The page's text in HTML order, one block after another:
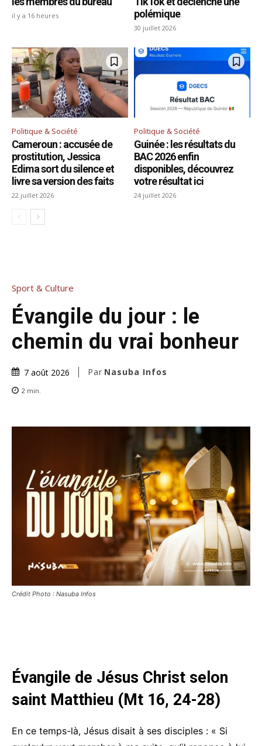
il y a 16 heures
polémique
30 juillet 2026
Politique & Société
Cameroun : accusée de
prostitution, Jessica
Edima sort du silence et
livre sa version des faits
22 juillet 2026
Politique & Société
Guinée : les résultats du
BAC 2026 enfin
disponibles, découvrez
votre résultat ici
24 juillet 2026